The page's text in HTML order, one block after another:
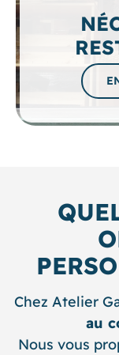
Chez Atelier
au
Nous vous